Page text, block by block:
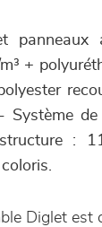
panneaux
+
de
:
Diglet